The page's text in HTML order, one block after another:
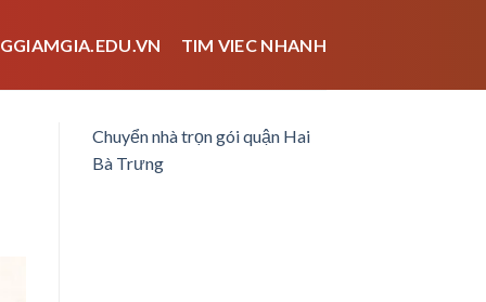
TIM VIEC NHANH
Chuyển nhà trọn gói quận Hai
Bà Trưng